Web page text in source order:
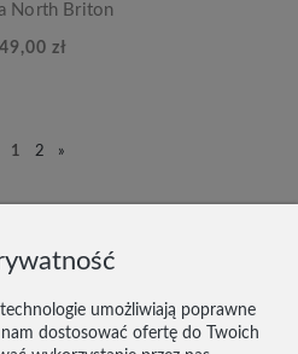
North Briton
zł
1 2 »
I PŁATNOŚĆ
KONTAKT
umożliwiają poprawne
dostosować ofertę do Twoich